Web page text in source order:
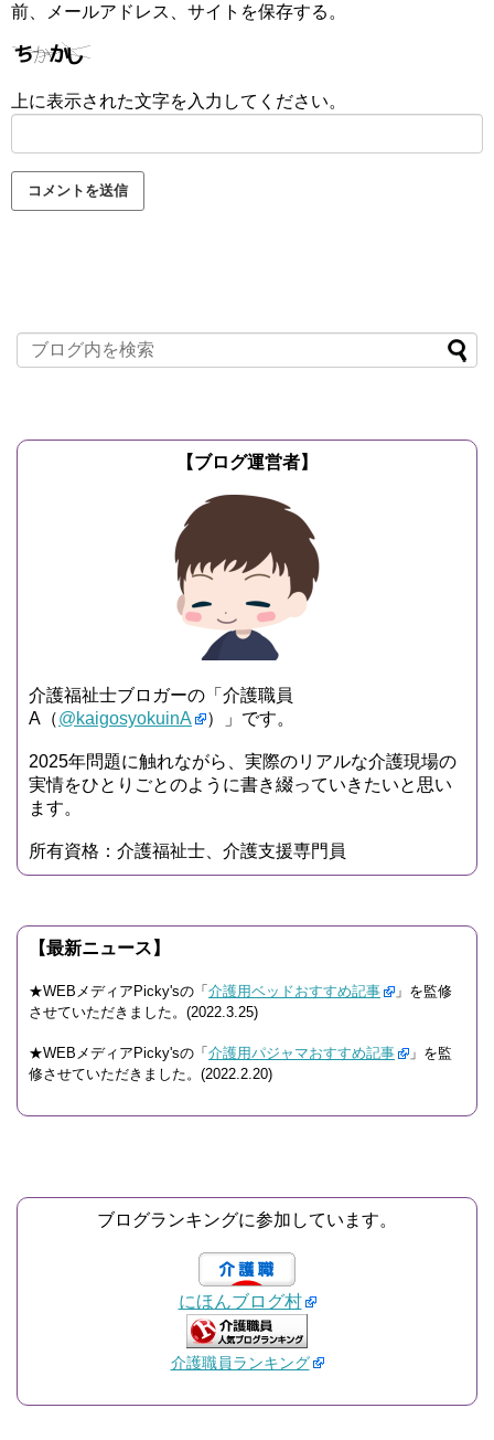
前、メールアドレス、サイトを保存する。
上に表示された文字を入力してください。
【ブログ運営者】
介護福祉士ブロガーの「介護職員
A（@kaigosyokuinA ）」です。
2025年問題に触れながら、実際のリアルな介護現場の
実情をひとりごとのように書き綴っていきたいと思い
ます。
所有資格：介護福祉士、介護支援専門員
【最新ニュース】
★WEBメディアPicky'sの「 介護用ベッドおすすめ記事
」を監修
させていただきました。(2022.3.25)
★WEBメディアPicky'sの「 介護用パジャマおすすめ記事
」を監
修させていただきました。(2022.2.20)
ブログランキングに参加しています。
にほんブログ村
介護職員ランキング